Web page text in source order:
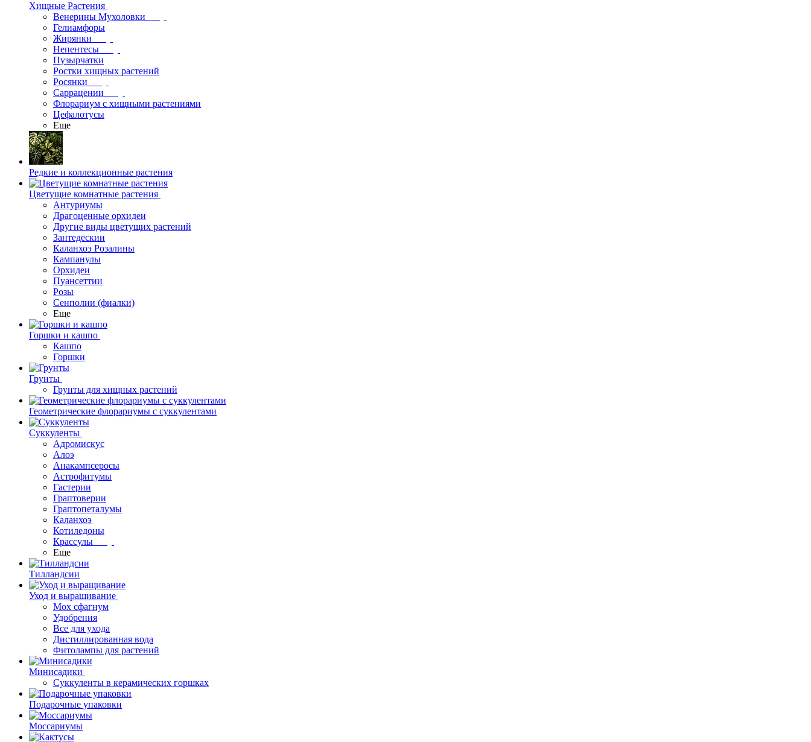
Хищные Растения
Венерины Мухоловки
Гелиамфоры
Жирянки
Непентесы
Пузырчатки
Ростки хищных растений
Росянки
Саррацении
Флорариум с хищными растениями
Цефалотусы
Еще
Редкие и коллекционные растения
Цветущие комнатные растения
Антуриумы
Драгоценные орхидеи
Другие виды цветущих растений
Зантедескии
Каланхоэ Розалины
Кампанулы
Орхидеи
Пуансеттии
Розы
Сенполии (фиалки)
Еще
Горшки и кашпо
Кашпо
Горшки
Грунты
Грунты для хищных растений
Геометрические флорариумы с суккулентами
Суккуленты
Адромискус
Алоэ
Анакампсеросы
Астрофитумы
Гастерии
Граптоверии
Граптопеталумы
Каланхоэ
Котиледоны
Крассулы
Еще
Тилландсии
Уход и выращивание
Мох сфагнум
Удобрения
Все для ухода
Дистиллированная вода
Фитолампы для растений
Минисадики
Суккуленты в керамических горшках
Подарочные упаковки
Моссариумы